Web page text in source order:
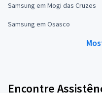
Samsung em Mogi das Cruzes
Samsung em Osasco
Encontre